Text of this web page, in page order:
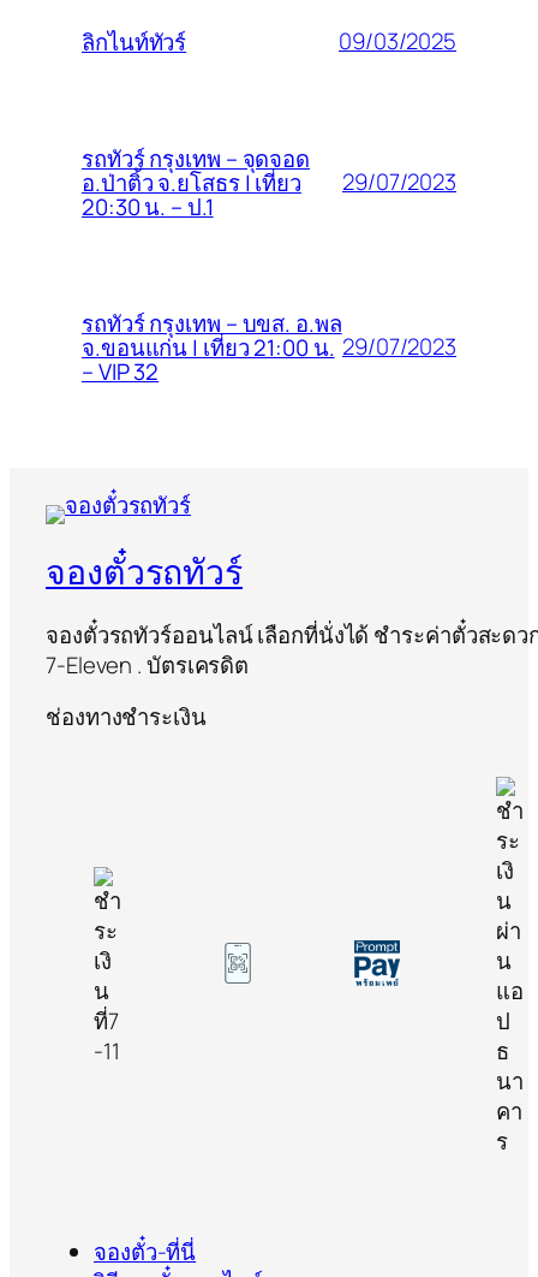
ลิกไนท์ทัวร์ 09/03/2025
รถทัวร์ กรุงเทพ – จุดจอด
อ.ป่าติ้ว จ.ยโสธร | เที่ยว
20:30 น. – ป.1
29/07/2023
รถทัวร์ กรุงเทพ – บขส. อ.พล
จ.ขอนแก่น | เที่ยว 21:00 น.
– VIP 32
29/07/2023
จองตั๋วรถทัวร์
จองตั๋วรถทัวร์ออนไลน์ เลือกที่นั่งได้ ชำระค่าตั๋วสะดว
7-Eleven . บัตรเครดิต
ช่องทางชำระเงิน
จองตั๋ว-ที่นี่